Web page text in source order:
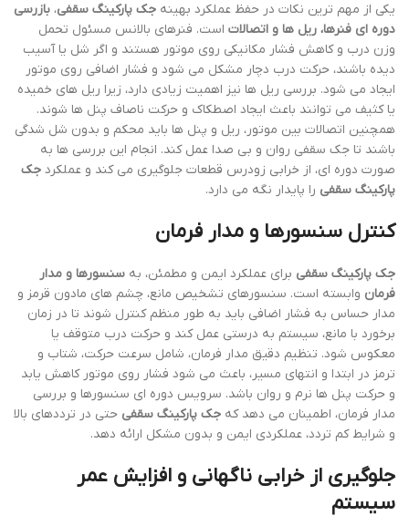
یکی از مهم ترین نکات در حفظ عملکرد بهینه جک پارکینگ سقفی، بازرسی
دوره ای فنرها، ریل ها و اتصالات است. فنرهای بالانس مسئول تحمل
وزن درب و کاهش فشار مکانیکی روی موتور هستند و اگر شل یا آسیب
دیده باشند، حرکت درب دچار مشکل می شود و فشار اضافی روی موتور
ایجاد می شود. بررسی ریل ها نیز اهمیت زیادی دارد، زیرا ریل های خمیده
یا کثیف می توانند باعث ایجاد اصطکاک و حرکت ناصاف پنل ها شوند.
همچنین اتصالات بین موتور، ریل و پنل ها باید محکم و بدون شل شدگی
باشند تا جک سقفی روان و بی صدا عمل کند. انجام این بررسی ها به
صورت دوره ای، از خرابی زودرس قطعات جلوگیری می کند و عملکرد جک
پارکینگ سقفی را پایدار نگه می دارد.
کنترل سنسورها و مدار فرمان
جک پارکینگ سقفی برای عملکرد ایمن و مطمئن، به سنسورها و مدار
فرمان وابسته است. سنسورهای تشخیص مانع، چشم های مادون قرمز و
مدار حساس به فشار اضافی باید به طور منظم کنترل شوند تا در زمان
برخورد با مانع، سیستم به درستی عمل کند و حرکت درب متوقف یا
معکوس شود. تنظیم دقیق مدار فرمان، شامل سرعت حرکت، شتاب و
ترمز در ابتدا و انتهای مسیر، باعث می شود فشار روی موتور کاهش یابد
و حرکت پنل ها نرم و روان باشد. سرویس دوره ای سنسورها و بررسی
مدار فرمان، اطمینان می دهد که جک پارکینگ سقفی حتی در ترددهای بالا
و شرایط کم تردد، عملکردی ایمن و بدون مشکل ارائه دهد.
جلوگیری از خرابی ناگهانی و افزایش عمر
سیستم